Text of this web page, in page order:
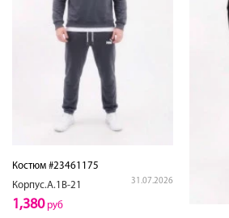
Костюм #23461175
Корпус.А.1В-21
31.07.2026
1,380руб